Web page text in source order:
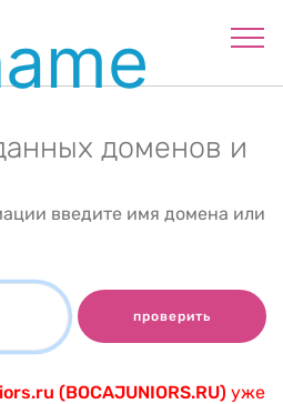
доменов и
введите имя домена или
проверить
(BOCAJUNIORS.RU) уже